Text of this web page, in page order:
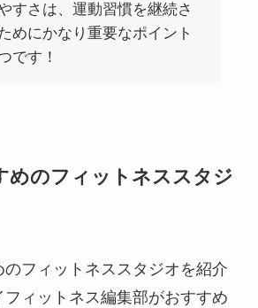
すさは、運動習慣を継続さ
めにかなり重要なポイント
です！
めのフィットネススタジ
フィットネススタジオを紹介
フィットネス編集部がおすすめ